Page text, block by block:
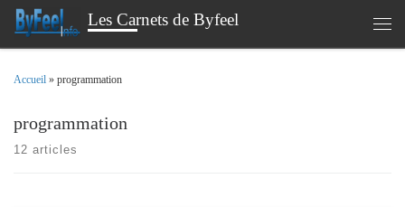
Passer au contenuLes Carnets de Byfeel
Accueil » programmation
programmation
12 articles